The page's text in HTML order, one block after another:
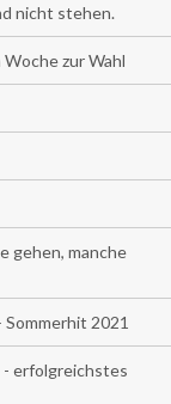
nicht stehen.
zur Wahl
gehen, manche
2021
- erfolgreichstes